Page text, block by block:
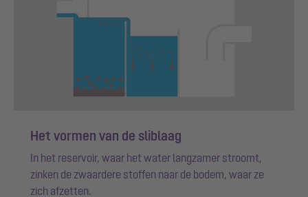
Het vormen van de sliblaag
In het reservoir, waar het water langzamer stroomt,
zinken de zwaardere stoffen naar de bodem, waar ze
zich afzetten.